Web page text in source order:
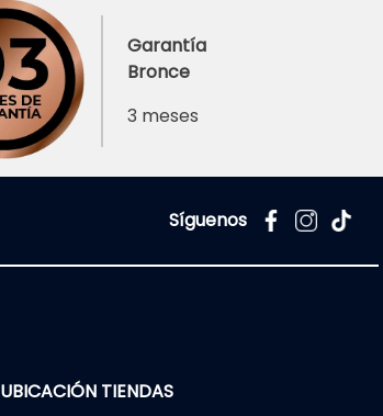
Garantía
Bronce
3 meses
Síguenos
UBICACIÓN TIENDAS